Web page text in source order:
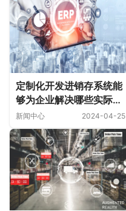
定制化开发进销存系统能
够为企业解决哪些实际问
题？
新闻中心 2024-04-25